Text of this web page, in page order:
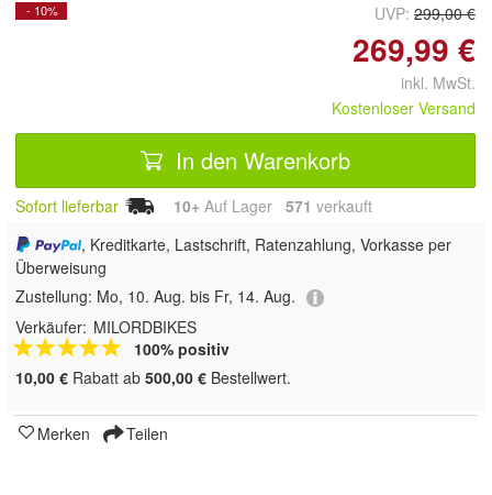
- 10% UVP: 299,00 €
269,99 €
inkl. MwSt.
Kostenloser Versand
In den Warenkorb
Sofort lieferbar 10+ Auf Lager 571 verkauft
, Kreditkarte, Lastschrift, Ratenzahlung, Vorkasse per
Überweisung
Zustellung: Mo, 10. Aug. bis Fr, 14. Aug.
Verkäufer: MILORDBIKES
100% positiv
10,00 € Rabatt ab 500,00 € Bestellwert.
Merken Teilen